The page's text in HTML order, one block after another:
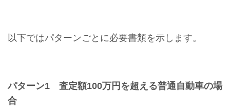
以下ではパターンごとに必要書類を示します。
パターン1 査定額100万円を超える普通自動車の場
合